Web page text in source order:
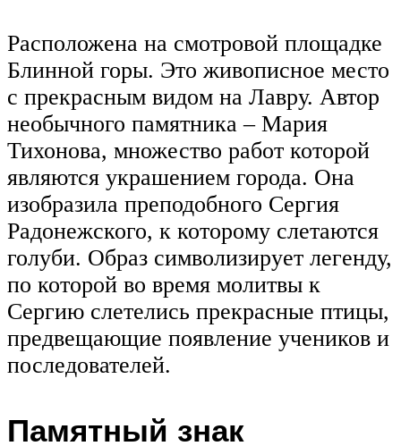
Расположена на смотровой площадке
Блинной горы. Это живописное место
с прекрасным видом на Лавру. Автор
необычного памятника – Мария
Тихонова, множество работ которой
являются украшением города. Она
изобразила преподобного Сергия
Радонежского, к которому слетаются
голуби. Образ символизирует легенду,
по которой во время молитвы к
Сергию слетелись прекрасные птицы,
предвещающие появление учеников и
последователей.
Памятный знак